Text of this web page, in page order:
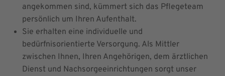
angekommen sind, kümmert sich das Pflegeteam
persönlich um Ihren Aufenthalt.
Sie erhalten eine individuelle und
bedürfnisorientierte Versorgung. Als Mittler
zwischen Ihnen, Ihren Angehörigen, dem ärztlichen
Dienst und Nachsorgeeinrichtungen sorgt unser